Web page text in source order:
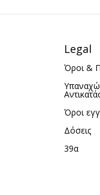
Legal
Όροι &
Όροι
Δόσεις
39α